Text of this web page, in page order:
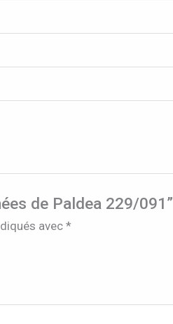
de Paldea 229/091”
avec *